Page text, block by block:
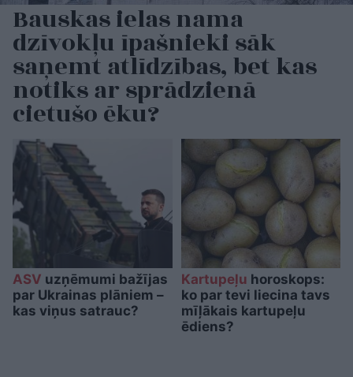
Bauskas ielas nama
dzīvokļu īpašnieki sāk
saņemt atlīdzības, bet kas
notiks ar sprādzienā
cietušo ēku?
ASV uzņēmumi bažījas
par Ukrainas plāniem –
kas viņus satrauc?
Kartupeļu horoskops:
ko par tevi liecina tavs
mīļākais kartupeļu
ēdiens?